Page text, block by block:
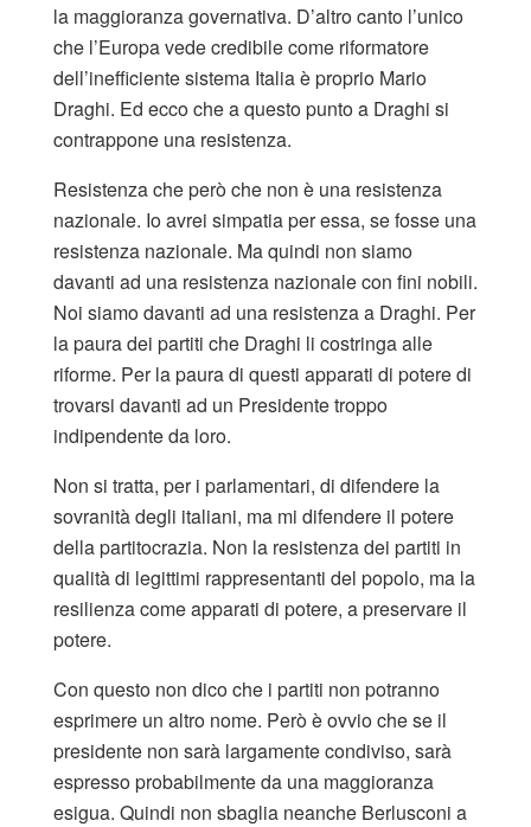
la maggioranza governativa. D’altro canto l’unico
che l’Europa vede credibile come riformatore
dell’inefficiente sistema Italia è proprio Mario
Draghi. Ed ecco che a questo punto a Draghi si
contrappone una resistenza.
Resistenza che però che non è una resistenza
nazionale. Io avrei simpatia per essa, se fosse una
resistenza nazionale. Ma quindi non siamo
davanti ad una resistenza nazionale con fini nobili.
Noi siamo davanti ad una resistenza a Draghi. Per
la paura dei partiti che Draghi li costringa alle
riforme. Per la paura di questi apparati di potere di
trovarsi davanti ad un Presidente troppo
indipendente da loro.
Non si tratta, per i parlamentari, di difendere la
sovranità degli italiani, ma mi difendere il potere
della partitocrazia. Non la resistenza dei partiti in
qualità di legittimi rappresentanti del popolo, ma la
resilienza come apparati di potere, a preservare il
potere.
Con questo non dico che i partiti non potranno
esprimere un altro nome. Però è ovvio che se il
presidente non sarà largamente condiviso, sarà
espresso probabilmente da una maggioranza
esigua. Quindi non sbaglia neanche Berlusconi a